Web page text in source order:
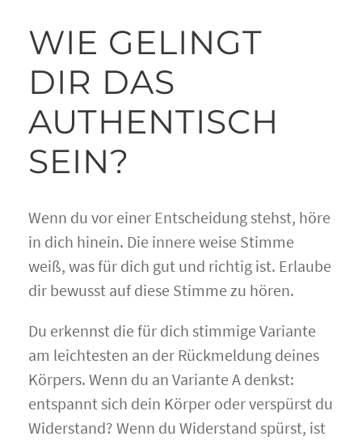
WIE GELINGT
DIR DAS
AUTHENTISCH
SEIN?
Wenn du vor einer Entscheidung stehst, höre
in dich hinein. Die innere weise Stimme
weiß, was für dich gut und richtig ist. Erlaube
dir bewusst auf diese Stimme zu hören.
Du erkennst die für dich stimmige Variante
am leichtesten an der Rückmeldung deines
Körpers. Wenn du an Variante A denkst:
entspannt sich dein Körper oder verspürst du
Widerstand? Wenn du Widerstand spürst, ist